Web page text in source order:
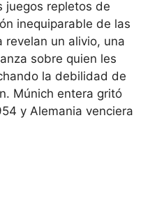
juegos repletos de
inequiparable de las
revelan un alivio, una
sobre quien les
la debilidad de
Múnich entera gritó
y Alemania venciera